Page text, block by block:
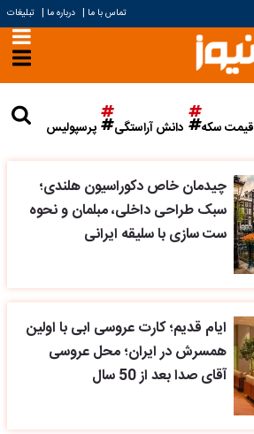
تماس با ما | درباره ما | تبلیغات
قیمت سکه دانش آراستگی پرسپولیس
چیدمان خاص دکوراسیون هلندی؛
سبک طراحی داخلی، مبلمان و نحوه
ست سازی با سلیقه ایرانی
ایام قدیم؛ کارت عروسی ابی با اولین
همسرش در ایران؛ محل عروسی
آقای صدا بعد از 50 سال